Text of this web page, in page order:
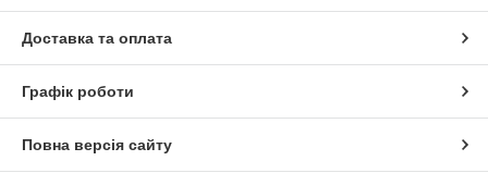
Доставка та оплата
Графік роботи
Повна версія сайту